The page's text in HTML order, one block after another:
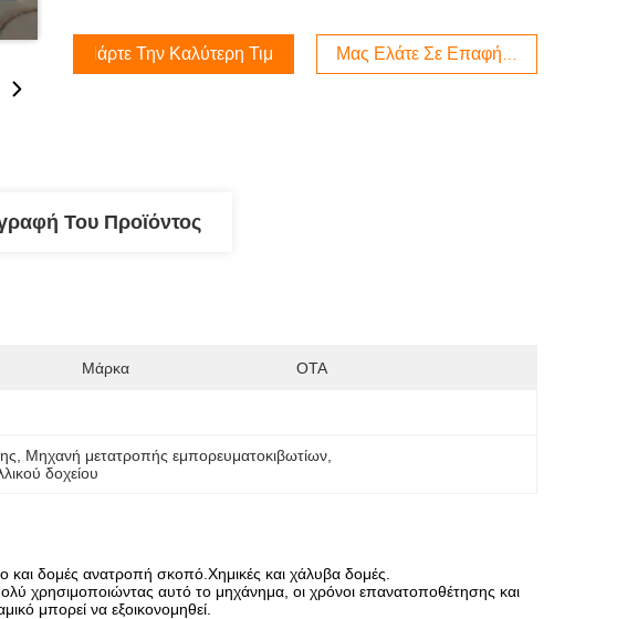
Πάρτε Την Καλύτερη Τιμή Μας Ελάτε Σε Επαφή Με
Του Προϊόντος
Μάρκα OTA
Μηχανή μετατροπής εμπορευματοκιβωτίων
δοχείου
και δομές ανατροπή σκοπό.Χημικές και χάλυβα δομές.
χρησιμοποιώντας αυτό το μηχάνημα, οι χρόνοι επανατοποθέτησης και
μπορεί να εξοικονομηθεί.